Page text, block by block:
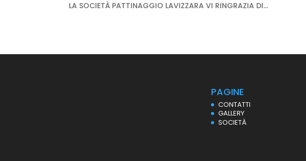
LA SOCIETÀ PATTINAGGIO LAVIZZARA VI RINGRAZIA DI...
PAGINE
CONTATTI
GALLERY
SOCIETÀ